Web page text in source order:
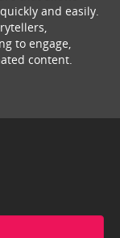
and easily.
to engage,
content.